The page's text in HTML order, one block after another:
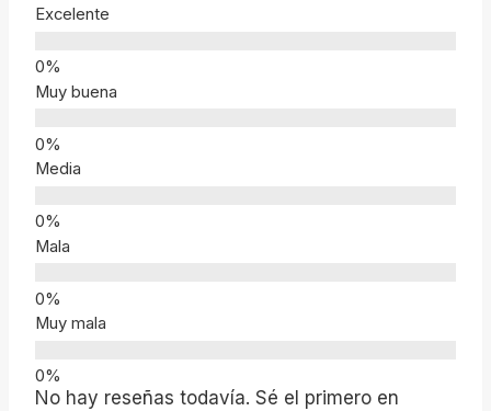
Excelente
Muy buena
Media
Mala
Muy mala
No hay reseñas todavía. Sé el primero en